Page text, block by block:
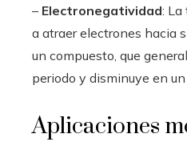
– Electronegatividad: La
a atraer electrones hacia
un compuesto, que
periodo y disminuye en un
Aplicaciones